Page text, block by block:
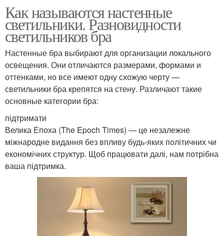
Как называются настенные
светильники. Разновидности
светильников бра
Настенные бра выбирают для организации локального
освещения. Они отличаются размерами, формами и
оттенками, но все имеют одну схожую черту —
светильники бра крепятся на стену. Различают такие
основные категории бра:
підтримати
Велика Епоха (The Epoch Times) — це незалежне
міжнародне видання без впливу будь-яких політичних чи
економічних структур. Щоб працювати далі, нам потрібна
ваша підтримка.